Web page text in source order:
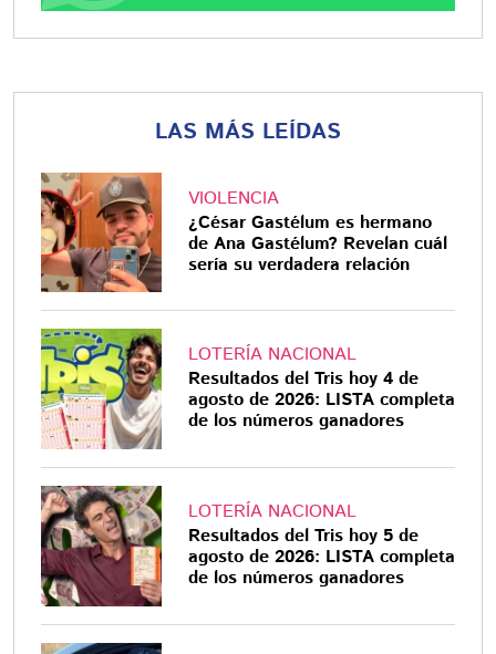
LAS MÁS LEÍDAS
VIOLENCIA
¿César Gastélum es hermano
de Ana Gastélum? Revelan cuál
sería su verdadera relación
LOTERÍA NACIONAL
Resultados del Tris hoy 4 de
agosto de 2026: LISTA completa
de los números ganadores
LOTERÍA NACIONAL
Resultados del Tris hoy 5 de
agosto de 2026: LISTA completa
de los números ganadores